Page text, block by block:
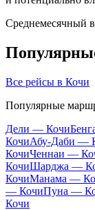
Среднемесячный
Все рейсы в Кочи
Популярные
Дели — Кочи
КочиАбу-Даби —
КочиЧеннаи —
КочиШарджа —
КочиМанама —
— КочиПуна —
Кочи